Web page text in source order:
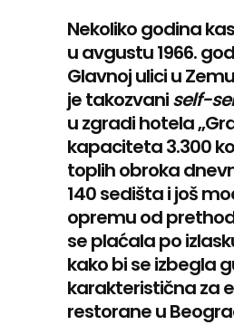
Nekoliko godina
u avgustu 1966.
Glavnoj ulici u
je takozvaniself-
u zgradi hotela
kapaciteta 3.300
toplih obroka
140 sedišta i još
opremu od
se plaćala po
kako bi se izbegla
karakteristična za
restorane u